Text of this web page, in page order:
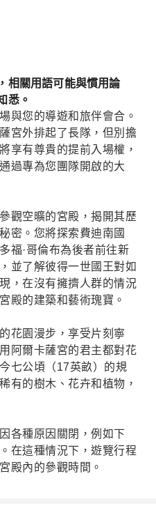
相關用語可能與慣用論
悉。
與您的導遊和旅伴會合。
宮外排起了長隊，但別擔
有尊貴的提前入場權，
過專為您團隊開啟的大
觀空曠的宮殿，揭開其歷
密。您將探索費迪南國
福·哥倫布為後者前往新
並了解彼得一世國王對如
，在沒有擁擠人群的情況
殿的建築和藝術瑰寶。
花園漫步，享受片刻寧
阿爾卡薩宮的君主都對花
七公頃（17英畝）的規
有的樹木、花卉和植物，
各種原因關閉，例如下
在這種情況下，遊覽行程
殿內的參觀時間。